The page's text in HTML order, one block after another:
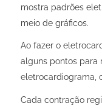
mostra padrões
meio de gráficos.
Ao fazer o
alguns pontos para
eletrocardiograma,
Cada contração